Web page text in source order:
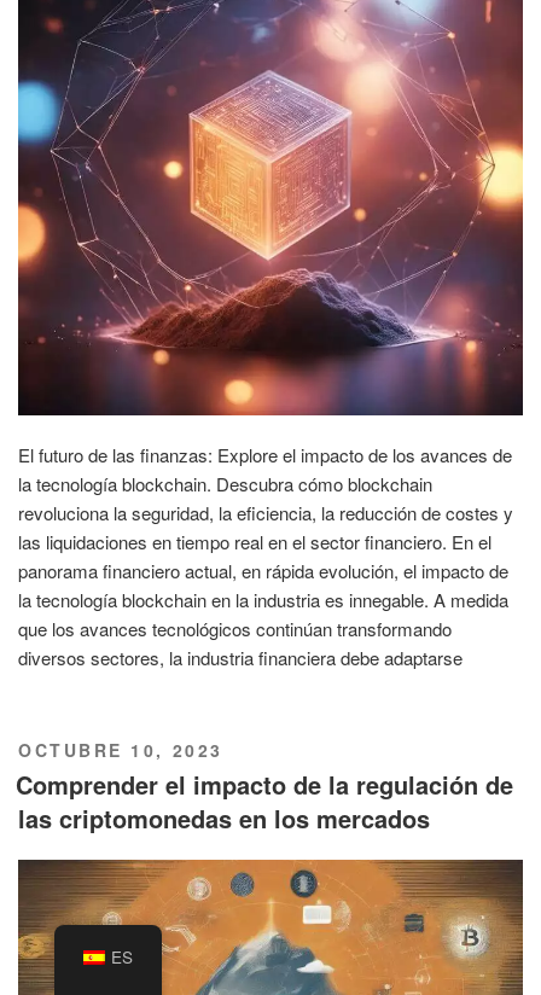
El futuro de las finanzas: Explore el impacto de los avances de
la tecnología blockchain. Descubra cómo blockchain
revoluciona la seguridad, la eficiencia, la reducción de costes y
las liquidaciones en tiempo real en el sector financiero. En el
panorama financiero actual, en rápida evolución, el impacto de
la tecnología blockchain en la industria es innegable. A medida
que los avances tecnológicos continúan transformando
diversos sectores, la industria financiera debe adaptarse
PUBLICADO
EL
OCTUBRE 10, 2023
Comprender el impacto de la regulación de
las criptomonedas en los mercados
ES